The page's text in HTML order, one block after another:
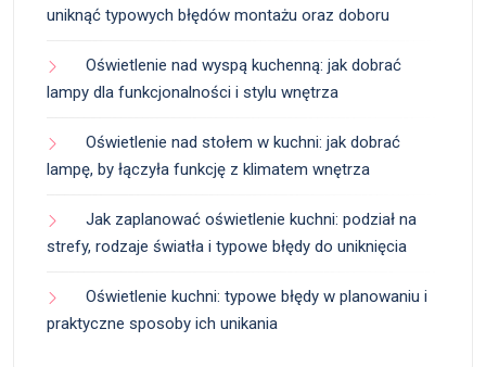
uniknąć typowych błędów montażu oraz doboru
Oświetlenie nad wyspą kuchenną: jak dobrać
lampy dla funkcjonalności i stylu wnętrza
Oświetlenie nad stołem w kuchni: jak dobrać
lampę, by łączyła funkcję z klimatem wnętrza
Jak zaplanować oświetlenie kuchni: podział na
strefy, rodzaje światła i typowe błędy do uniknięcia
Oświetlenie kuchni: typowe błędy w planowaniu i
praktyczne sposoby ich unikania